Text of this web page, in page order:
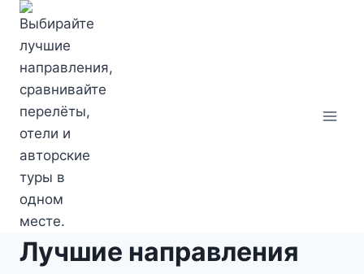
Перейти
содержимому
Лучшие направления